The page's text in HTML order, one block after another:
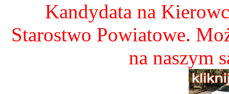
Kandydata na
Starostwo Powiatowe.
na naszym